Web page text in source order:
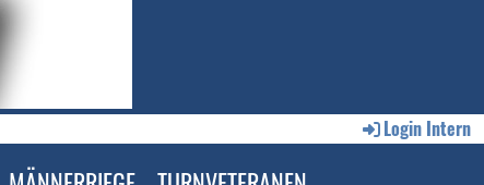
Login Intern